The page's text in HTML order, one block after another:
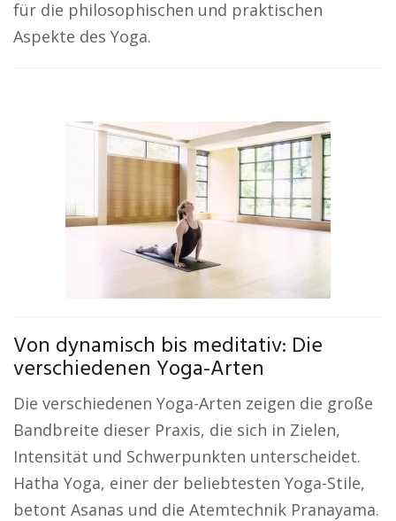
für die philosophischen und praktischen
Aspekte des Yoga.
Von dynamisch bis meditativ: Die
verschiedenen Yoga-Arten
Die verschiedenen Yoga-Arten zeigen die große
Bandbreite dieser Praxis, die sich in Zielen,
Intensität und Schwerpunkten unterscheidet.
Hatha Yoga, einer der beliebtesten Yoga-Stile,
betont Asanas und die Atemtechnik Pranayama.